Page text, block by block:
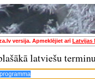
versija. Apmeklējiet arīLatvijas
latviešu